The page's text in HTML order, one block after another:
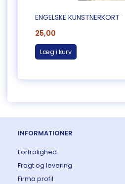
ENGELSKE KUNSTNERKORT
25,00
Læg i kurv
INFORMATIONER
Fortrolighed
Fragt og levering
Firma profil